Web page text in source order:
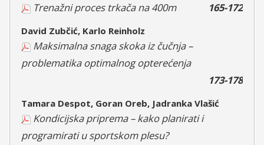
Trenažni proces trkača na 400m 165-172
David Zubčić, Karlo Reinholz
Maksimalna snaga skoka iz čučnja –
problematika optimalnog opterećenja
173-178
Tamara Despot, Goran Oreb, Jadranka Vlašić
Kondicijska priprema – kako planirati i
programirati u sportskom plesu?